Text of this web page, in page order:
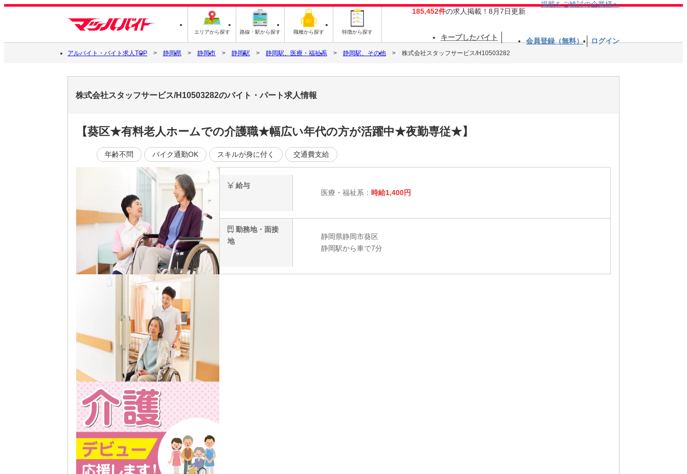
エリアから探す 路線・駅から探す 職種から探す 特徴から探す
185,452件の求人掲載！8月7日更新
掲載をご検討の企業様へ
キープしたバイト 会員登録（無料） ログイン
アルバイト・バイト求人TOP 静岡県 静岡市 静岡駅 静岡駅、医療・福祉系 静岡駅、その他 株式会社スタッフサービス/H10503282
株式会社スタッフサービス/H10503282のバイト・パート求人情報
【葵区★有料老人ホームでの介護職★幅広い年代の方が活躍中★夜勤専従★】
年齢不問 バイク通勤OK スキルが身に付く 交通費支給
給与
医療・福祉系： 時給1,400円
勤務地・面接
地
静岡県静岡市葵区
静岡駅から車で7分